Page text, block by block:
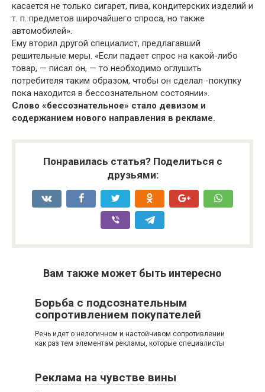
касается не только сигарет, пива, кондитерских изделий и
т. п. предметов широчайшего спроса, но также
автомобилей».
Ему вторил другой специалист, предлагавший
решительные меры. «Если падает спрос на какой-либо
товар, — писал он, — то необходимо оглушить
потребителя таким образом, чтобы он сделал -покупку
пока находится в бессознательном состоянии».
Слово «бессознательное» стало девизом и
содержанием нового направления в рекламе.
Понравилась статья? Поделиться с
друзьями:
Вам также может быть интересно
Борьба с подсознательным
сопротивлением покупателей
Речь идет о нелогичном и настойчивом сопротивлении
как раз тем элементам рекламы, которые специалисты
Реклама на чувстве вины